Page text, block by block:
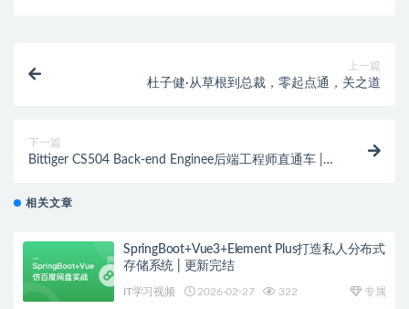
上一篇
杜子健·从草根到总裁，零起点通，关之道
下一篇
Bittiger CS504 Back-end Enginee后端工程师直通车 |
相关文章
SpringBoot+Vue3+Element Plus打造私人分布式
存储系统 | 更新完结
IT学习视频 2026-02-27 322 专属